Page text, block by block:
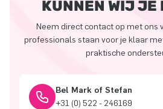
KUNNEN WIJ JE
Neem direct contact op met ons
professionals staan voor je klaar
praktische
Bel Mark of Stefan
+31 (0) 522 - 246169